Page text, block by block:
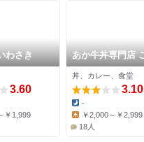
わさき
3.60
￥1,999
あか牛丼専門店
う屋 内牧店
丼、カレー、食堂
3.10
Dinner:
-
Lunch:
￥2,000～￥2,999
18人